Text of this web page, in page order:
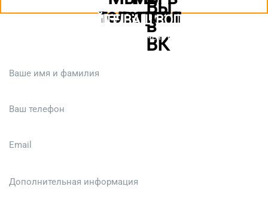
ЗАДАЙТЕ ВАШ ВОПРОС
Или кратко опишите ситуацию. Мы очень быстро свяжемся с вами